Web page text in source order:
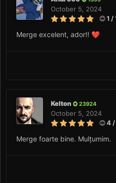
October 5, 2024
1 /
Merge excelent, ador!! ❤️
Kelton 23924
October 5, 2024
4 /
Merge foarte bine. Mulțumim.